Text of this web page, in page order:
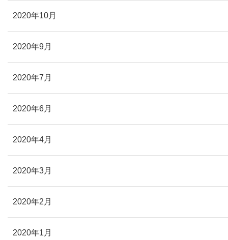
2020年10月
2020年9月
2020年7月
2020年6月
2020年4月
2020年3月
2020年2月
2020年1月